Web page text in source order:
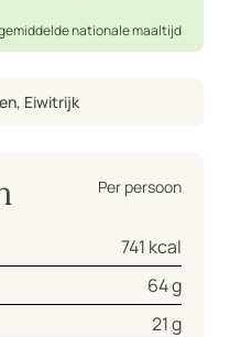
nationale maaltijd
, Eiwitrijk
Per persoon
741 kcal
64 g
21 g